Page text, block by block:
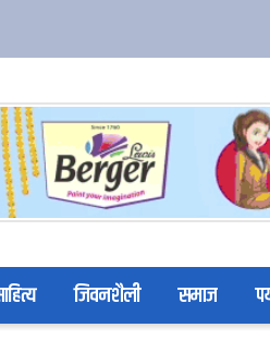
जिवनशैली समाज